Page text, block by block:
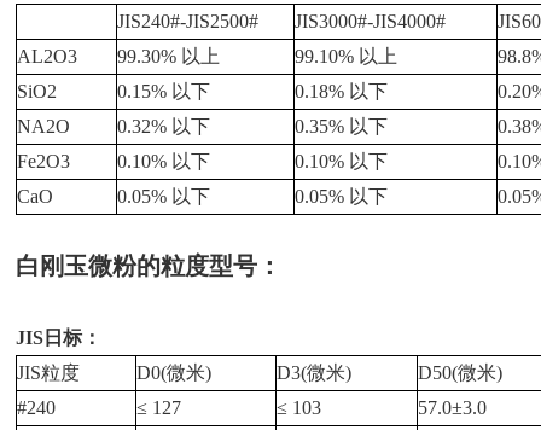
JIS240#-JIS2500# JIS3000#-JIS4000#
AL2O3
99.30% 以上 99.10% 以上
SiO2
0.15% 以下 0.18% 以下
NA2O
0.32% 以下 0.35% 以下
Fe2O3
0.10% 以下 0.10% 以下
CaO
0.05% 以下 0.05% 以下
白刚玉微粉的粒度型号：
JIS日标：
JIS粒度
D0(微米) D3(微米)
D50(微米)
#240
≤ 127 ≤ 103 57.0±3.0